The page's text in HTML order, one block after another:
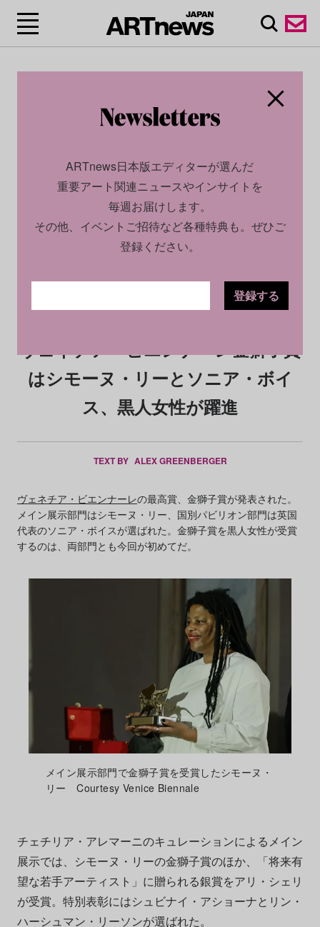
2022.05.02
ヴェネチア・ビエンナーレ金獅子賞
はシモーヌ・リーとソニア・ボイ
ス、黒人女性が躍進
TEXT BY ALEX GREENBERGER
ヴェネチア・ビエンナーレの最高賞、金獅子賞が発表された。
メイン展示部門はシモーヌ・リー、国別パビリオン部門は英国
代表のソニア・ボイスが選ばれた。金獅子賞を黒人女性が受賞
するのは、両部門とも今回が初めてだ。
メイン展示部門で金獅子賞を受賞したシモーヌ・
リー Courtesy Venice Biennale
チェチリア・アレマーニのキュレーションによるメイン
展示では、シモーヌ・リーの金獅子賞のほか、「将来有
望な若手アーティスト」に贈られる銀賞をアリ・シェリ
が受賞。特別表彰にはシュビナイ・アショーナとリン・
ハーシュマン・リーソンが選ばれた。
ARTnews日本版エディターが選んだ
重要アート関連ニュースやインサイトを
毎週お届けします。
その他、イベントご招待など各種特典も。ぜひご
登録ください。
登録する